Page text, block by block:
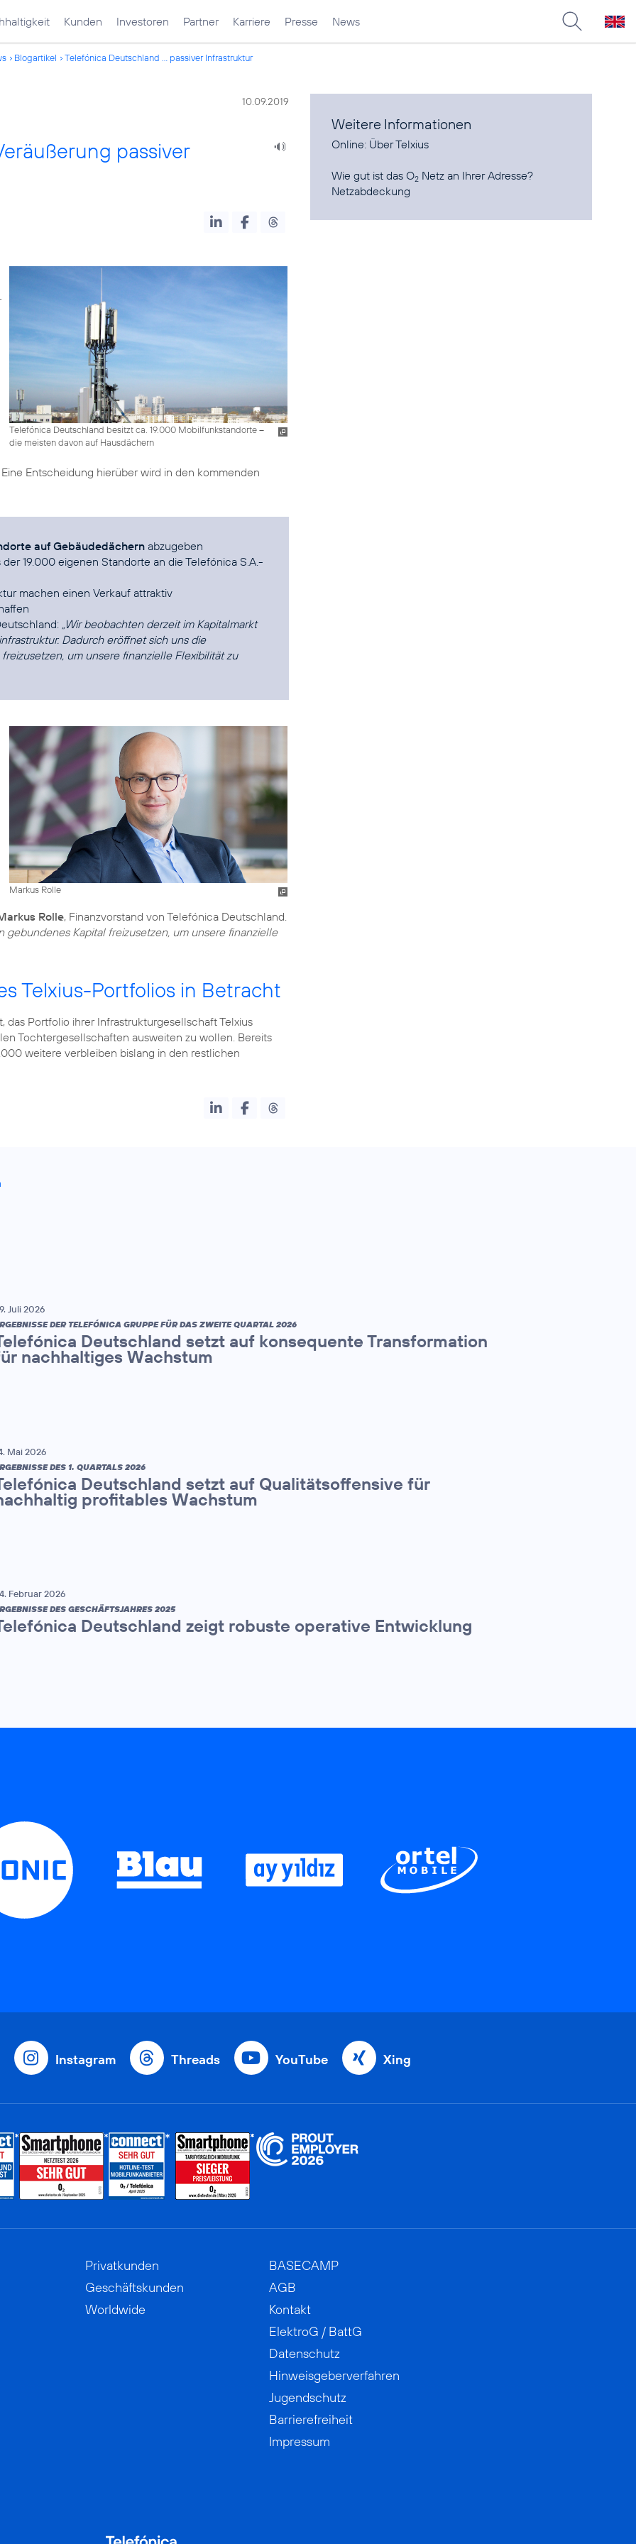
Kunden Investoren Partner Karriere Presse News
Blogartikel Telefónica Deutschland ... passiver Infrastruktur
10.09.2019
passiver
Telefónica Deutschland besitzt ca. 19.000 Mobilfunkstandorte –
die meisten davon auf Hausdächern
Entscheidung hierüber wird in den kommenden
auf Gebäudedächern abzugeben
19.000 eigenen Standorte an die Telefónica S.A.-
machen einen Verkauf attraktiv
„Wir beobachten derzeit im Kapitalmarkt
Dadurch eröffnet sich uns die
um unsere finanzielle Flexibilität zu
Markus Rolle
Rolle, Finanzvorstand von Telefónica Deutschland.
Kapital freizusetzen, um unsere finanzielle
Telxius-Portfolios in Betracht
Portfolio ihrer Infrastrukturgesellschaft Telxius
Tochtergesellschaften ausweiten zu wollen. Bereits
weitere verbleiben bislang in den restlichen
Weitere Informationen
Online: Über Telxius
Wie gut ist das O2
Netzabdeckung
Juli 2026
DER TELEFÓNICA GRUPPE FÜR DAS ZWEITE QUARTAL 2026
Deutschland setzt auf konsequente Transformation
nachhaltiges Wachstum
Mai 2026
DES 1. QUARTALS 2026
Deutschland setzt auf Qualitätsoffensive für
profitables Wachstum
Februar 2026
DES GESCHÄFTSJAHRES 2025
Deutschland zeigt robuste operative Entwicklung
Instagram Threads YouTube Xing
Privatkunden
Geschäftskunden
Worldwide
BASECAMP
AGB
Kontakt
ElektroG / BattG
Datenschutz
Hinweisgeberverfahren
Jugendschutz
Barrierefreiheit
Impressum